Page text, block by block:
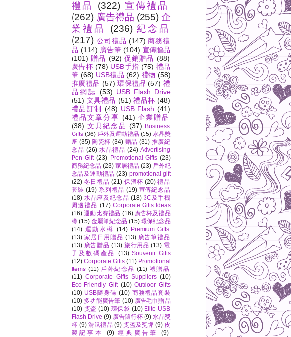
禮品 (322) 宣傳禮品
(262) 廣告禮品 (255) 企
業禮品
(236) 紀念品
(217) 公司禮品 (147) 商務禮
品 (114) 廣告筆 (104) 宣傳贈品
(101) 贈品 (92) 促銷贈品 (88)
廣告杯 (78) USB手指 (75) 禮品
筆 (68) USB禮品 (62) 禮物 (58)
推廣禮品 (57) 環保禮品 (57) 禮
品網誌 (53) USB Flash Drive
(51) 文具禮品 (51) 禮品杯 (48)
禮品訂制
(48) USB Flash (41)
禮品文章分享 (41) 企業贈品
(38) 文具紀念品 (37)
Business
Gifts (36) 戶外及運動禮品 (35) 水晶獎
座 (35) 陶瓷杯 (34) 赠品 (31) 推廣紀
念品 (26) 水晶禮品 (24) Advertising
Pen Gift (23) Promotional Gifts (23)
商務紀念品 (23) 家居禮品 (23) 戶外紀
念品及運動禮品 (23) promotional gift
(22) 冬日禮品 (21) 保溫杯 (20) 禮品
套裝 (19) 系列禮品 (19) 宣傳紀念品
(18) 水晶座及紀念品 (18) 3C及手機
周邊禮品 (17) Corporate Gifts Ideas
(16) 運動比賽禮品 (16) 廣告杯及禮品
樽 (15) 金屬筆紀念品 (15) 環保紀念品
(14) 運動水樽 (14) Premium Gifts
(13) 家居日用贈品 (13) 廣告筆禮品
(13) 廣告贈品 (13) 旅行用品 (13) 電
子及數碼產品
(13) Souvenir Gifts
(12) Corporate Gifts (11) Promotional
Items (11) 戶外紀念品 (11) 禮贈品
(11) Corporate Gifts Suppliers (10)
Eco-Friendly Gift (10) Outdoor Gifts
(10) USB隨身碟 (10) 商務禮品套裝
(10) 多功能廣告筆 (10) 廣告毛巾贈品
(10) 獎盃 (10) 環保袋 (10) Elite USB
Flash Drive (9) 廣告隨行杯 (9) 水晶獎
杯 (9) 滑鼠禮品 (9) 獎盃及獎牌 (9) 皮
製記事本
(9) 經典廣告筆 (9)